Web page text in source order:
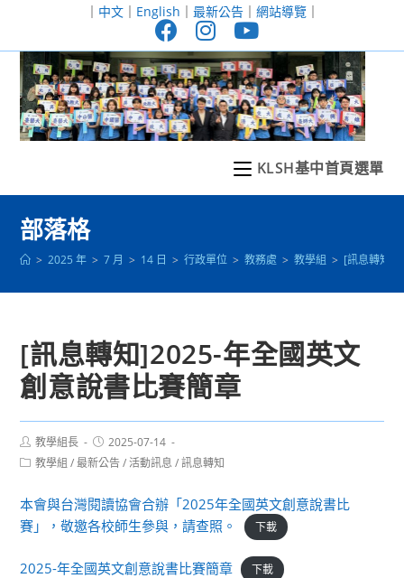
至
｜ 中文｜ English ｜ 最新公告｜ 網站導覽｜
KLSH基中首頁選單
部落格
> 2025 年 > 7 月 > 14 日 > 行政單位 > 教務處 > 教學組 > [訊息轉知
[訊息轉知]2025-年全國英文
創意說書比賽簡章
Post
author:
教學組長
Post
published:
2025-07-14
Post教學組 / 最新公告 / 活動訊息 / 訊息轉知
本會與台灣閱讀協會合辦「2025年全國英文創意說書比
賽」，敬邀各校師生參與，請查照。
下載
2025-年全國英文創意說書比賽簡章 下載